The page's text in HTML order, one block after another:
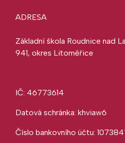
ADRESA
Základní škola Roudnice nad
941, okres Litoměřice
IČ: 46773614
Datová schránka: khviaw6
Číslo bankovního účtu: